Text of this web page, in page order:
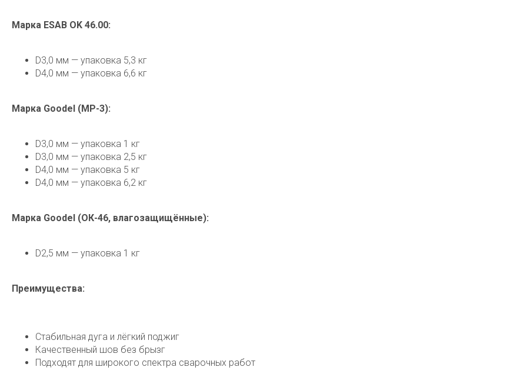
Марка ESAB OK 46.00:
D3,0 мм — упаковка 5,3 кг
D4,0 мм — упаковка 6,6 кг
Марка Goodel (МР-3):
D3,0 мм — упаковка 1 кг
D3,0 мм — упаковка 2,5 кг
D4,0 мм — упаковка 5 кг
D4,0 мм — упаковка 6,2 кг
Марка Goodel (ОК-46, влагозащищённые):
D2,5 мм — упаковка 1 кг
Преимущества:
Стабильная дуга и лёгкий поджиг
Качественный шов без брызг
Подходят для широкого спектра сварочных работ